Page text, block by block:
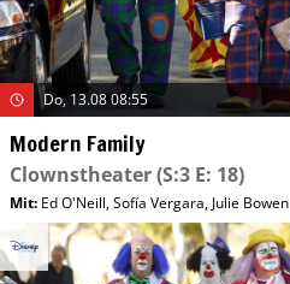
Do, 13.08 08:55
Modern Family
Clownstheater(S:3 E: 18)
Mit: Ed O'Neill,Sofía Vergara, Julie Bowen